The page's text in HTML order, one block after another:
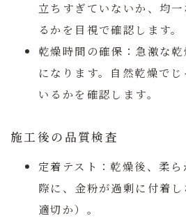
立ちすぎていないか、均
るかを目視で確認します。
乾燥時間の確保： 急激な
になります。自然乾燥で
いるかを確認します。
施工後の品質検査
定着テスト：乾燥後、柔
際に、金粉が過剰に付着
適切か）。